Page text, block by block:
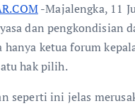
-Majalengka, 11
dan pengkondisian
ketua forum
hak pilih.
seperti ini jelas